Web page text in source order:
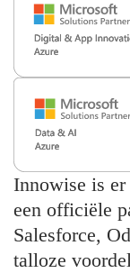
Innowise is
een officiële
Salesforce,
talloze